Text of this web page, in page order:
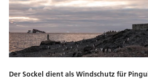
Der Sockel dient als Windschutz für